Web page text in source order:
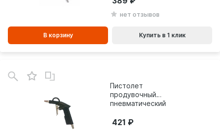
нет отзывов
В корзину Купить в 1 клик
Пистолет
продувочный
пневматический
421